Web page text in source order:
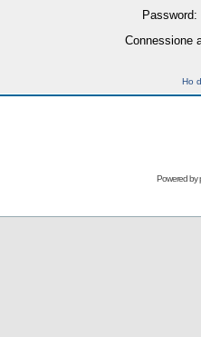
Password:
Connessione
Ho
Powered by